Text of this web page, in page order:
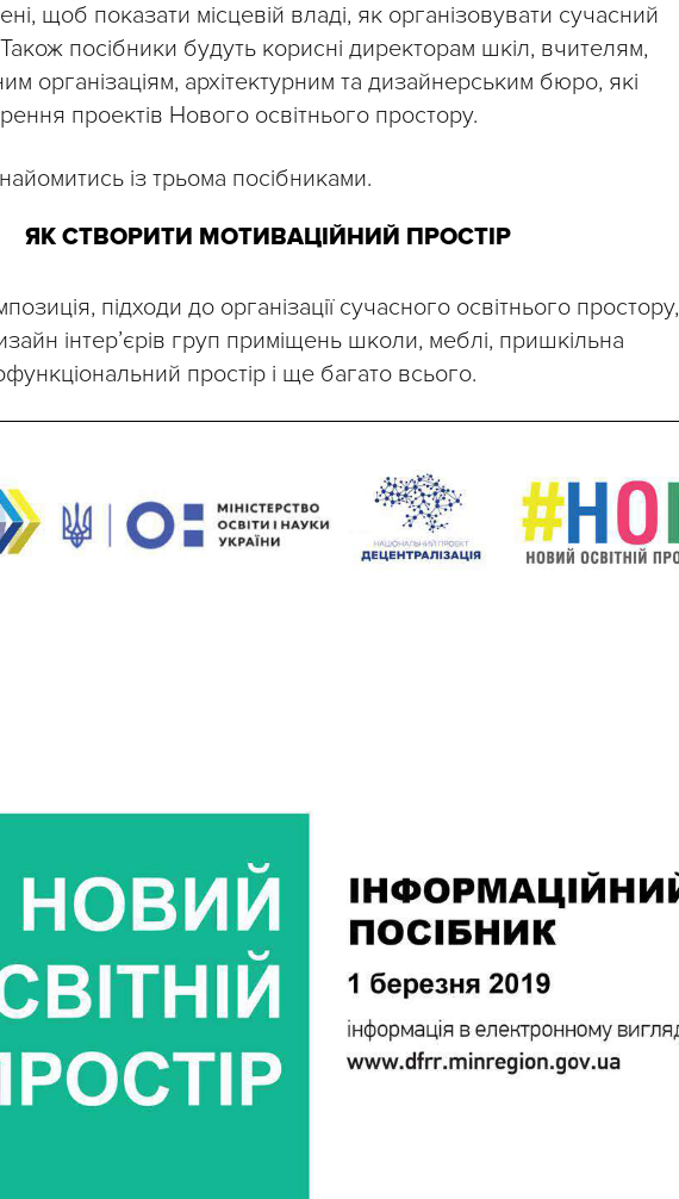
щоб показати місцевій владі, як організовувати сучасний
Також посібники будуть корисні директорам шкіл, вчителям,
організаціям, архітектурним та дизайнерським бюро, які
проектів Нового освітнього простору.
із трьома посібниками.
ЯК СТВОРИТИ МОТИВАЦІЙНИЙ ПРОСТІР
підходи до організації сучасного освітнього простору,
інтер’єрів груп приміщень школи, меблі, пришкільна
простір і ще багато всього.